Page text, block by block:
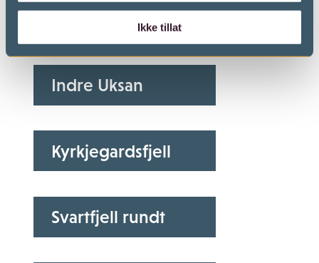
Ikke tillat
Fremre Uksan
Indre Uksan
Kyrkjegardsfjell
Svartfjell rundt